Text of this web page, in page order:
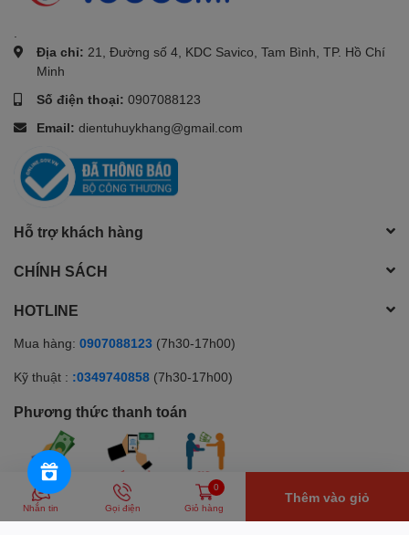
Địa chỉ: 21, Đường số 4, KDC Savico, Tam Bình, TP. Hồ Chí
Minh
Số điện thoại: 0907088123
Email: dientuhuykhang@gmail.com
Hỗ trợ khách hàng
CHÍNH SÁCH
HOTLINE
Mua hàng: 0907088123 (7h30-17h00)
Kỹ thuật : :0349740858 (7h30-17h00)
Phương thức thanh toán
© Bản quyền thuộc về Huy Khang Electronics | Cung cấp bởiSapo
Nhắn tin Gọi điện
0
Giỏ hàng
Thêm vào giỏ